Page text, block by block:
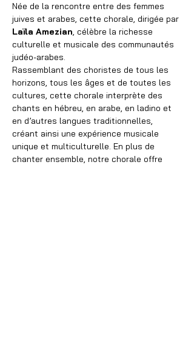
Née de la rencontre entre des femmes
juives et arabes, cette chorale, dirigée par
Laïla Amezian, célèbre la richesse
culturelle et musicale des communautés
judéo-arabes.
Rassemblant des choristes de tous les
horizons, tous les âges et de toutes les
cultures, cette chorale interprète des
chants en hébreu, en arabe, en ladino et
en d’autres langues traditionnelles,
créant ainsi une expérience musicale
unique et multiculturelle. En plus de
chanter ensemble, notre chorale offre